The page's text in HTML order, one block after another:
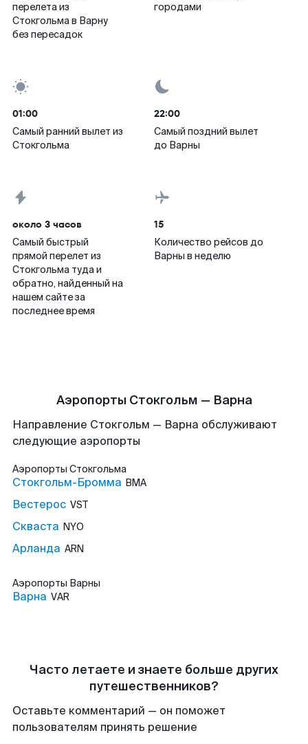
перелета из
Стокгольма в Варну
без пересадок
городами
01:00
Самый ранний вылет из
Стокгольма
22:00
Самый поздний вылет
до Варны
около 3 часов
Самый быстрый
прямой перелет из
Стокгольма туда и
обратно, найденный на
нашем сайте за
последнее время
15
Количество рейсов до
Варны в неделю
Аэропорты Стокгольм — Варна
Направление Стокгольм — Варна обслуживают
следующие аэропорты
Аэропорты Стокгольма
Стокгольм-Бромма BMA
Вестерос VST
Скваста NYO
Арланда ARN
Аэропорты Варны
Варна VAR
Часто летаете и знаете больше других
путешественников?
Оставьте комментарий — он поможет
пользователям принять решение